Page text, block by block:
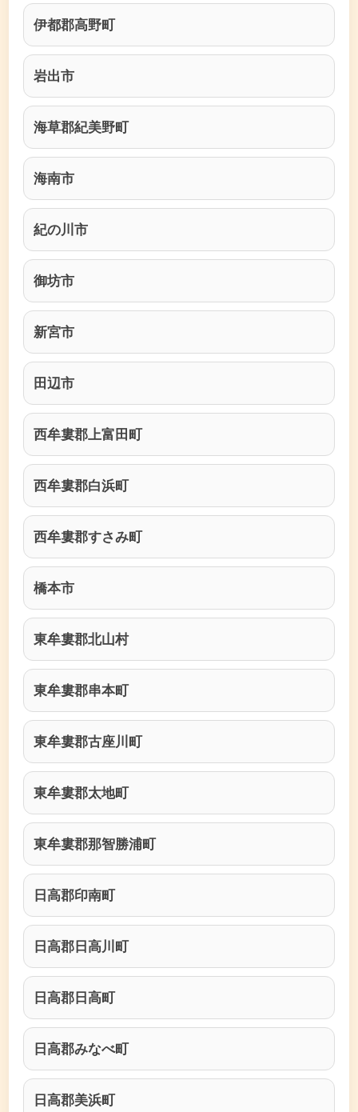
伊都郡高野町
岩出市
海草郡紀美野町
海南市
紀の川市
御坊市
新宮市
田辺市
西牟婁郡上富田町
西牟婁郡白浜町
西牟婁郡すさみ町
橋本市
東牟婁郡北山村
東牟婁郡串本町
東牟婁郡古座川町
東牟婁郡太地町
東牟婁郡那智勝浦町
日高郡印南町
日高郡日高川町
日高郡日高町
日高郡みなべ町
日高郡美浜町